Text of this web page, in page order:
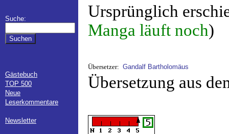
Suche:
Gästebuch
TOP 500
Neue
Leserkommentare
Newsletter
Ursprünglich
Manga läuft noch)
Übersetzer: Gandalf Bartholomäus
Übersetzung aus